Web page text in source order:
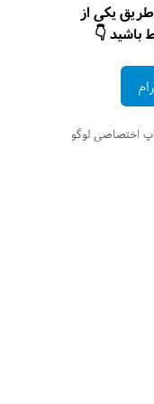
یکی از
باشید 👇
اختصاصی لوگو